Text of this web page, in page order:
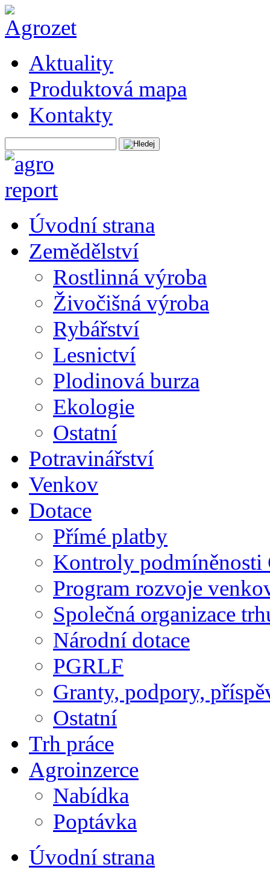
Aktuality
Produktová mapa
Kontakty
Úvodní strana
Zemědělství
Rostlinná výroba
Živočišná výroba
Rybářství
Lesnictví
Plodinová burza
Ekologie
Ostatní
Potravinářství
Venkov
Dotace
Přímé platby
Kontroly podmíněnosti
Program rozvoje
Společná organizace
Národní dotace
PGRLF
Granty, podpory,
Ostatní
Trh práce
Agroinzerce
Nabídka
Poptávka
Úvodní strana